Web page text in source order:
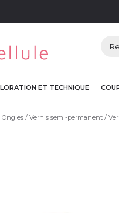
ET TECHNIQUE
Ongles Vernis semi-permanent